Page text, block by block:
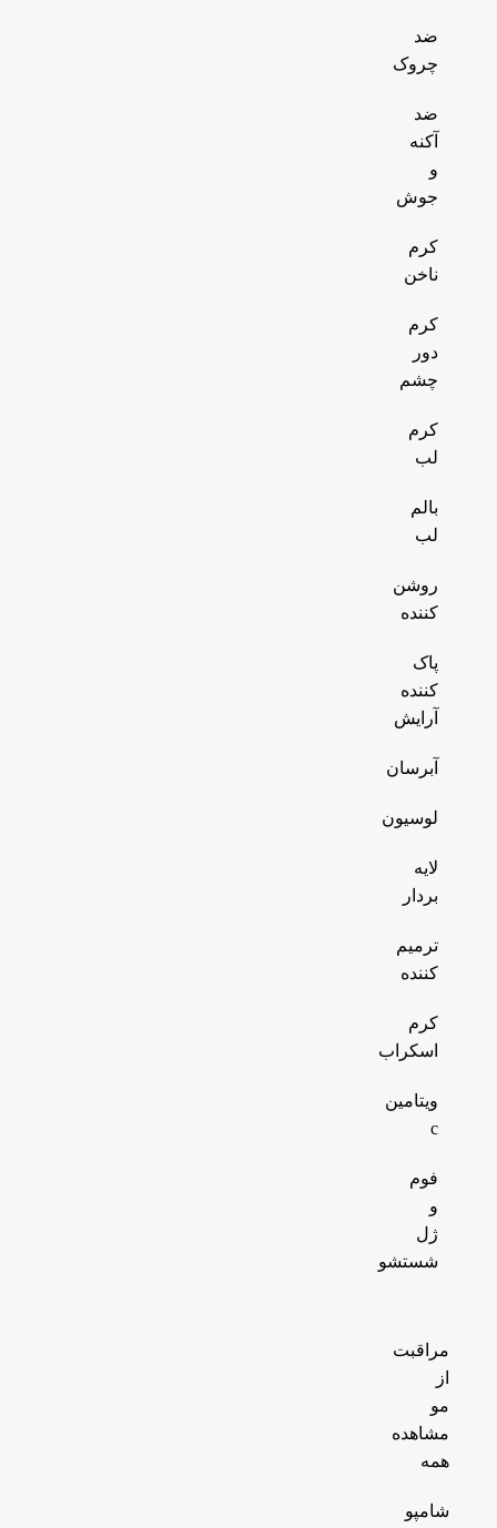
ضد
چروک
ضد
آکنه
و
جوش
کرم
ناخن
کرم
دور
چشم
کرم
لب
بالم
لب
روشن
کننده
پاک
کننده
آرایش
آبرسان
لوسیون
لایه
بردار
ترمیم
کننده
کرم
اسکراب
ویتامین
c
فوم
و
ژل
شستشو
مراقبت
از
مو
مشاهده
همه
شامپو